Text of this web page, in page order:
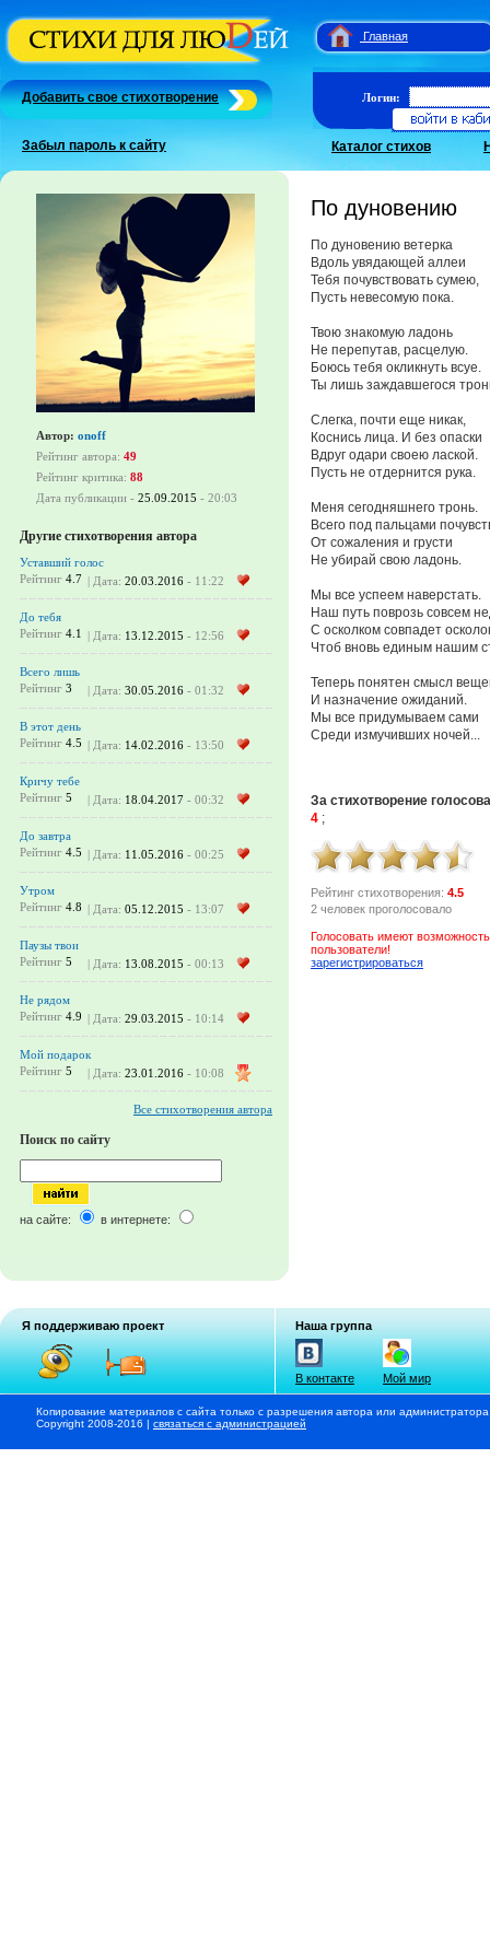
Главная
Добавить свое стихотворение
Забыл пароль к сайту
Логин:
Каталог стихов
Автор: onoff
Рейтинг автора: 49
Рейтинг критика: 88
Дата публикации - 25.09.2015 - 20:03
Другие стихотворения автора
Уставший голос
Рейтинг 4.7 | Дата: 20.03.2016 - 11:22
До тебя
Рейтинг 4.1 | Дата: 13.12.2015 - 12:56
Всего лишь
Рейтинг 3 | Дата: 30.05.2016 - 01:32
В этот день
Рейтинг 4.5 | Дата: 14.02.2016 - 13:50
Кричу тебе
Рейтинг 5 | Дата: 18.04.2017 - 00:32
До завтра
Рейтинг 4.5 | Дата: 11.05.2016 - 00:25
Утром
Рейтинг 4.8 | Дата: 05.12.2015 - 13:07
Паузы твои
Рейтинг 5 | Дата: 13.08.2015 - 00:13
Не рядом
Рейтинг 4.9 | Дата: 29.03.2015 - 10:14
Мой подарок
Рейтинг 5 | Дата: 23.01.2016 - 10:08
Все стихотворения автора
Поиск по сайту
на сайте: в интернете:
По дуновению
По дуновению ветерка
Вдоль увядающей аллеи
Тебя почувствовать сумею,
Пусть невесомую пока.
Твою знакомую ладонь
Не перепутав, расцелую.
Боюсь тебя окликнуть всуе.
Ты лишь заждавшегося
Слегка, почти еще никак,
Коснись лица. И без опаски
Вдруг одари своею лаской.
Пусть не отдернится рука.
Меня сегодняшнего тронь.
Всего под пальцами
От сожаления и грусти
Не убирай свою ладонь.
Мы все успеем наверстать.
Наш путь поврозь совсем
С осколком совпадет
Чтоб вновь единым нашим
Теперь понятен смысл
И назначение ожиданий.
Мы все придумываем сами
Среди измучивших ночей...
За стихотворение
4 ;
Рейтинг стихотворения: 4.5
2 человек проголосовало
Голосовать имеют
пользователи!
зарегистрироваться
Я поддерживаю проект Наша группа
В контакте Мой мир
Копирование материалов с сайта только с разрешения автора или
Copyright 2008-2016 | связаться с администрацией